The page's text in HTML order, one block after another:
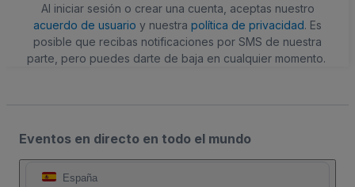
Al iniciar sesión o crear una cuenta, aceptas nuestro
acuerdo de usuario y nuestra política de privacidad. Es
posible que recibas notificaciones por SMS de nuestra
parte, pero puedes darte de baja en cualquier momento.
Eventos en directo en todo el mundo
España